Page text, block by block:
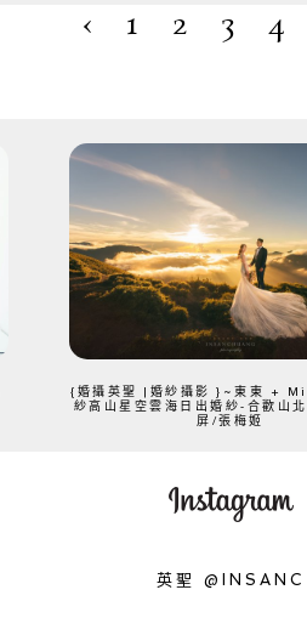
‹ 1 2 3 4
{婚攝英聖 |婚紗攝影 }~東東 +
紗高山星空雲海日出婚紗-合歡山
屏/張梅姬
英聖 @INSANC